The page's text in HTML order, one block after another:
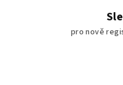
pro nově